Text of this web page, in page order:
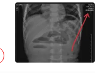
中国女篮70-67险胜尼日利亚女篮
广东雷州通报特教老师招聘违规事件